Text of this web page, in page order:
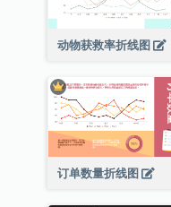
动物获救率折线图
订单数量折线图